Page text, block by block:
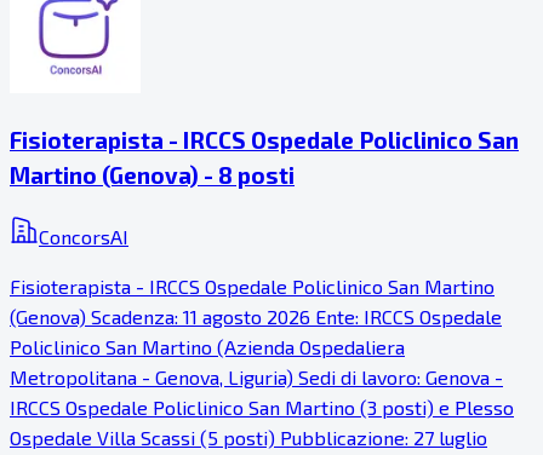
Fisioterapista - IRCCS Ospedale Policlinico San
Martino (Genova) - 8 posti
ConcorsAI
Fisioterapista - IRCCS Ospedale Policlinico San Martino
(Genova) Scadenza: 11 agosto 2026 Ente: IRCCS Ospedale
Policlinico San Martino (Azienda Ospedaliera
Metropolitana - Genova, Liguria) Sedi di lavoro: Genova -
IRCCS Ospedale Policlinico San Martino (3 posti) e Plesso
Ospedale Villa Scassi (5 posti) Pubblicazione: 27 luglio